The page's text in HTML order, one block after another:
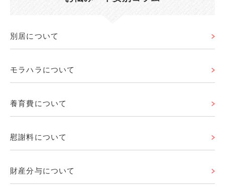
別居について
モラハラについて
養育費について
慰謝料について
財産分与について